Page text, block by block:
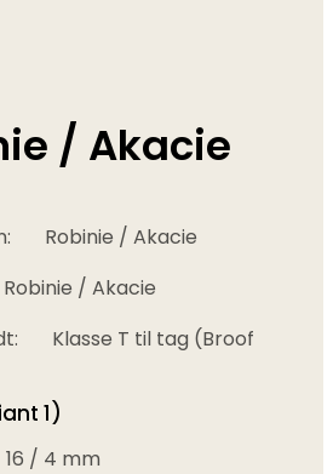
/ Akacie
Robinie / Akacie
Robinie / Akacie
Klasse T til tag (Broof
1)
16 / 4 mm